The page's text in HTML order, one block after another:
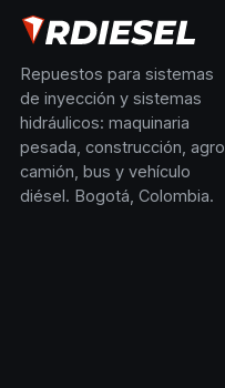
Repuestos para sistemas
de inyección y sistemas
hidráulicos: maquinaria
pesada, construcción, agro,
camión, bus y vehículo
diésel. Bogotá, Colombia.